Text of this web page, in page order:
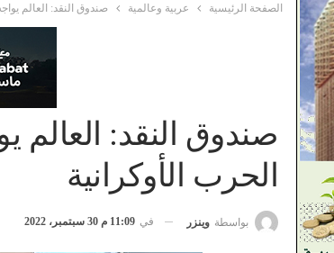
الصفحة الرئيسية عربية وعالمية صندوق النقد: العالم
صندوق النقد: العالم
الحرب الأوكرانية
بواسطة وينزر في 11:09 م 30 سبتمبر، 2022